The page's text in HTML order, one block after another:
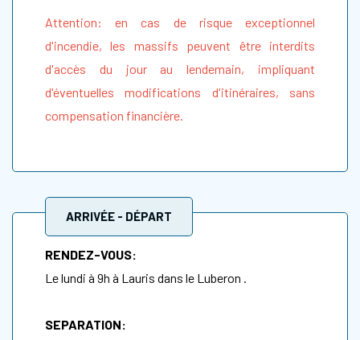
Attention: en cas de risque exceptionnel
d'incendie, les massifs peuvent être interdits
d'accès du jour au lendemain, impliquant
d'éventuelles modifications d'itinéraires, sans
compensation financière.
ARRIVÉE - DÉPART
RENDEZ-VOUS:
Le lundi à 9h à Lauris dans le Luberon .
SEPARATION: